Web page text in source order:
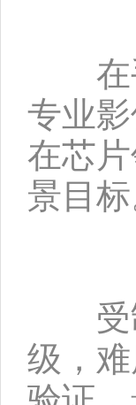
在手
专业
在芯
景目标
受制
级，